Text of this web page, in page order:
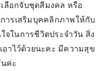
ลือกจับชุดสีมงคล หรือ
ารเสริมบุคคลิกภาพให้กับ
ในการชีวิตประจำวัน สิ่ง
อาไว้ด้วยนะคะ มีความสุข
ค่ะ